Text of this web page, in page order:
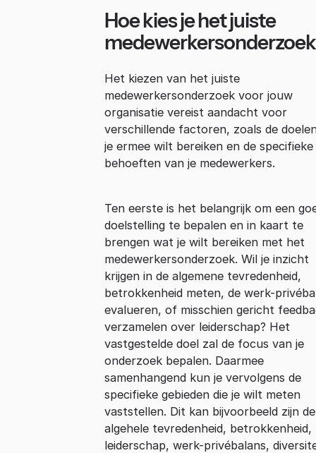
Hoe kies je het juiste
Het kiezen van het juiste
medewerkersonderzoek voor jouw
organisatie vereist aandacht voor
verschillende factoren, zoals de
je ermee wilt bereiken en de specifieke
behoeften van je medewerkers.
Ten eerste is het belangrijk om een
doelstelling te bepalen en in kaart te
brengen wat je wilt bereiken met het
medewerkersonderzoek. Wil je inzicht
krijgen in de algemene tevredenheid,
betrokkenheid meten, de werk-
evalueren, of misschien gericht
verzamelen over leiderschap? Het
vastgestelde doel zal de focus van je
onderzoek bepalen. Daarmee
samenhangend kun je vervolgens de
specifieke gebieden die je wilt meten
vaststellen. Dit kan bijvoorbeeld zijn de
algehele tevredenheid, betrokkenheid,
leiderschap, werk-privébalans,